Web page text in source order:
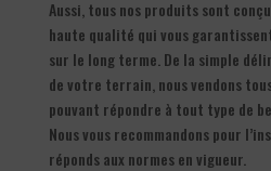
Aussi, tous nos produits sont
haute qualité qui vous
sur le long terme. De la simple
de votre terrain, nous vendons
pouvant répondre à tout type de
Nous vous recommandons pour
réponds aux normes en vigueur.